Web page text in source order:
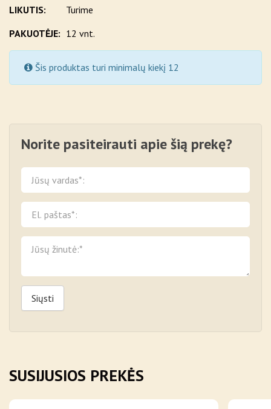
LIKUTIS:
Turime
PAKUOTĖJE: 12 vnt.
Šis produktas turi minimalų kiekį 12
Norite pasiteirauti apie šią prekę?
Siųsti
SUSIJUSIOS PREKĖS